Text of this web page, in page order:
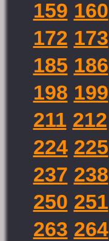
159 160
172 173
185 186
198 199
211 212
224 225
237 238
250 251
263 264